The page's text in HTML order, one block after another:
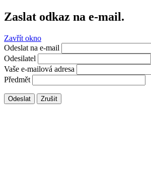
Zaslat odkaz na e-mail.
Zavřít okno
Odeslat na e-mail
Odesilatel
Vaše e-mailová adresa
Předmět
Odeslat Zrušit